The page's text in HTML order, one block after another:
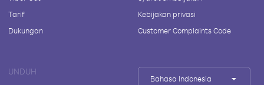
Tarif
Dukungan
Kebijakan privasi
Customer Complaints Code
UNDUH
Bahasa Indonesia